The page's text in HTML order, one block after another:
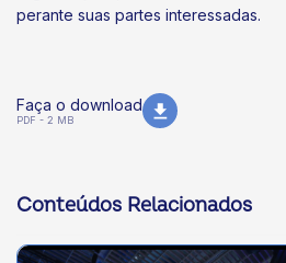
perante suas partes interessadas.
Faça o download
PDF - 2 MB
Conteúdos Relacionados